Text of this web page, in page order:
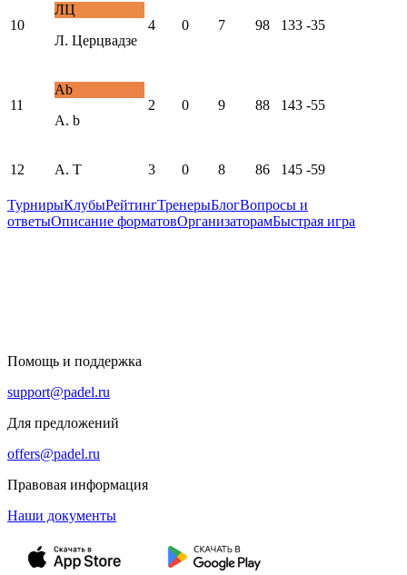
10
ЛЦ
Л. Церцвадзе
4 0 7 98 133 -35
11
Ab
A. b
2 0 9 88 143 -55
12 A. T 3 0 8 86 145 -59
ТурнирыКлубыРейтингТренерыБлогВопросы и
ответыОписание форматовОрганизаторамБыстрая игра
Помощь и поддержка
support@padel.ru
Для предложений
offers@padel.ru
Правовая информация
Наши документы